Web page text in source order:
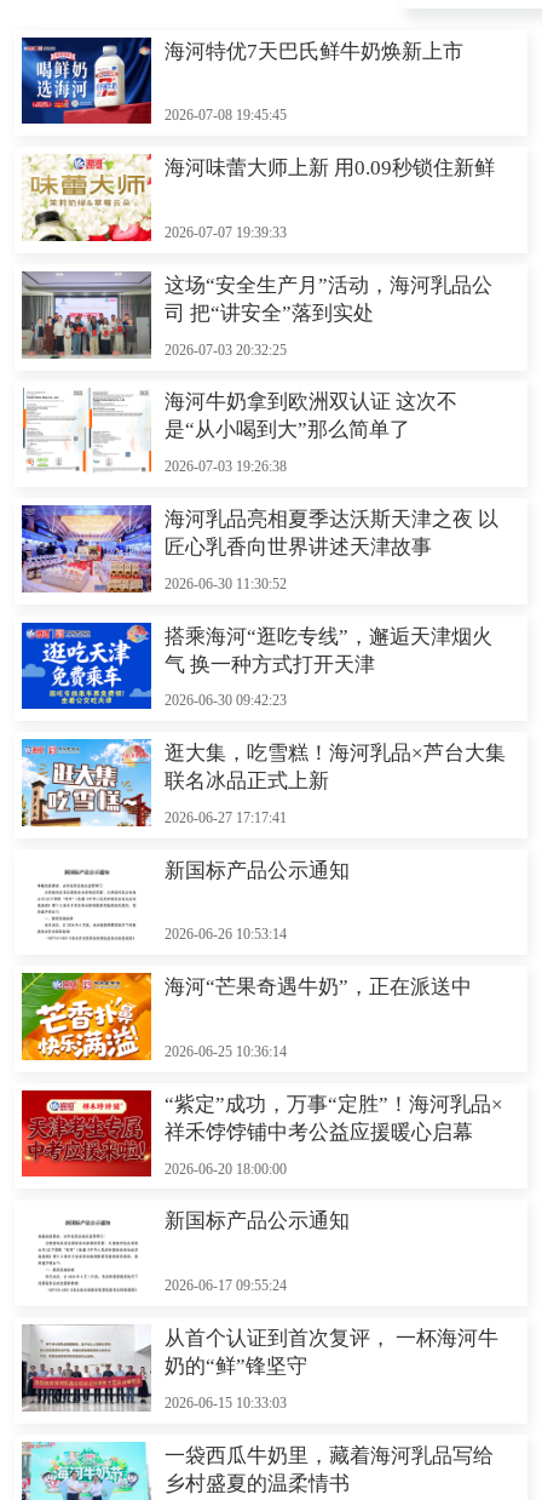
海河特优7天巴氏鲜牛奶焕新上市
2026-07-08 19:45:45
海河味蕾大师上新 用0.09秒锁住新鲜
2026-07-07 19:39:33
这场“安全生产月”活动，海河乳品公
司 把“讲安全”落到实处
2026-07-03 20:32:25
海河牛奶拿到欧洲双认证 这次不
是“从小喝到大”那么简单了
2026-07-03 19:26:38
海河乳品亮相夏季达沃斯天津之夜 以
匠心乳香向世界讲述天津故事
2026-06-30 11:30:52
搭乘海河“逛吃专线”，邂逅天津烟火
气 换一种方式打开天津
2026-06-30 09:42:23
逛大集，吃雪糕！海河乳品×芦台大集
联名冰品正式上新
2026-06-27 17:17:41
新国标产品公示通知
2026-06-26 10:53:14
海河“芒果奇遇牛奶”，正在派送中
2026-06-25 10:36:14
“紫定”成功，万事“定胜”！海河乳品×
祥禾饽饽铺中考公益应援暖心启幕
2026-06-20 18:00:00
新国标产品公示通知
2026-06-17 09:55:24
从首个认证到首次复评， 一杯海河牛
奶的“鲜”锋坚守
2026-06-15 10:33:03
一袋西瓜牛奶里，藏着海河乳品写给
乡村盛夏的温柔情书